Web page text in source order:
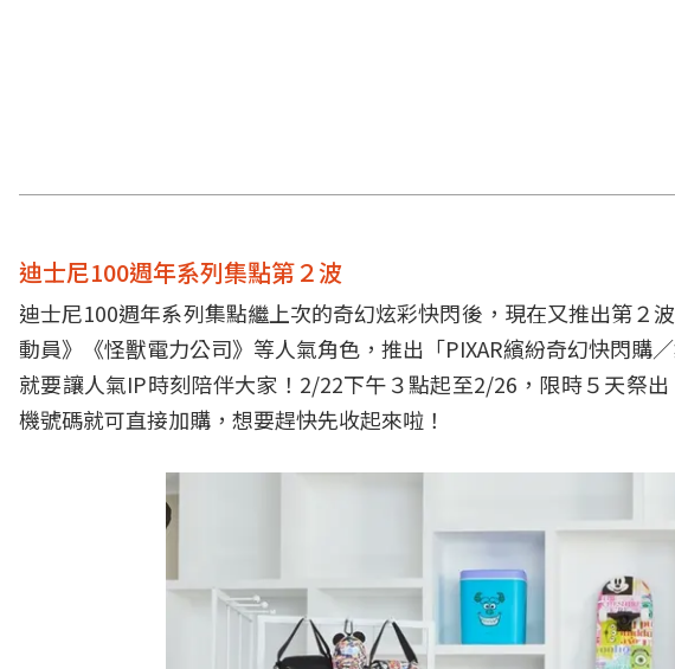
迪士尼100週年系列集點第２波
迪士尼100週年系列集點繼上次的奇幻炫彩快閃後，現在又推出第２
動員》《怪獸電力公司》等人氣角色，推出「PIXAR繽紛奇幻快閃購
就要讓人氣IP時刻陪伴大家！2/22下午３點起至2/26，限時５天祭
機號碼就可直接加購，想要趕快先收起來啦！